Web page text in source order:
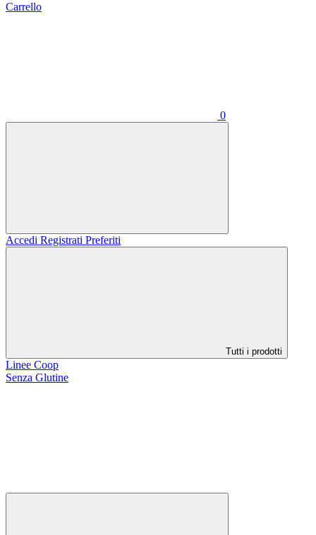
Carrello
0
Accedi Registrati Preferiti
Tutti i prodotti
Linee Coop
Senza Glutine